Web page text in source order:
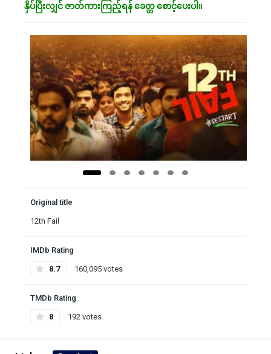
နှိပ်ပြီးလျှင် ဇာတ်ကားကြည့်ရန် ခေတ္တ စောင့်ပေးပါ။
Original title
12th Fail
IMDb Rating
8.7 160,095 votes
TMDb Rating
8 192 votes